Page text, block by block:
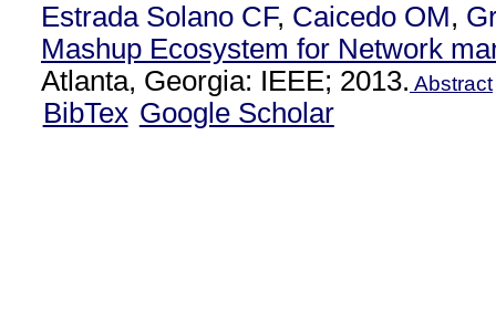
Estrada Solano CF, Caicedo OM,
Mashup Ecosystem for Network
Atlanta, Georgia: IEEE; 2013. Abstract
BibTex Google Scholar